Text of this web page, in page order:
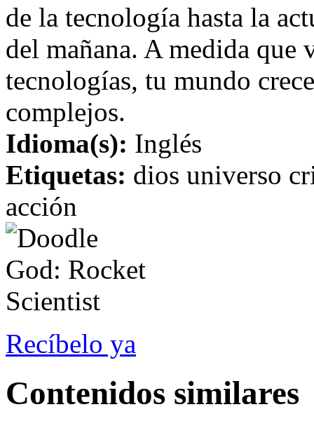
de la tecnología hasta la
del mañana. A medida que
tecnologías, tu mundo
complejos.
Idioma(s): Inglés
Etiquetas: dios universo
acción
Recíbelo ya
Contenidos similares